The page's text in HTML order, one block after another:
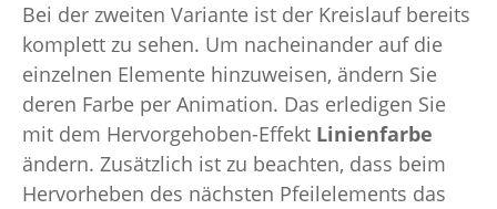
Bei der zweiten Variante ist der Kreislauf bereits
komplett zu sehen. Um nacheinander auf die
einzelnen Elemente hinzuweisen, ändern Sie
deren Farbe per Animation. Das erledigen Sie
mit dem Hervorgehoben-Effekt Linienfarbe
ändern. Zusätzlich ist zu beachten, dass beim
Hervorheben des nächsten Pfeilelements das